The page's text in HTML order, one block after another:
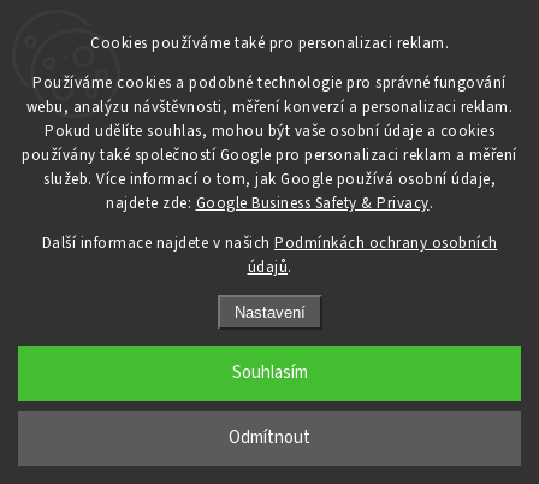
Cookies používáme také pro personalizaci reklam.
Používáme cookies a podobné technologie pro správné fungování
webu, analýzu návštěvnosti, měření konverzí a personalizaci reklam.
Pokud udělíte souhlas, mohou být vaše osobní údaje a cookies
používány také společností Google pro personalizaci reklam a měření
služeb. Více informací o tom, jak Google používá osobní údaje,
najdete zde: Google Business Safety & Privacy.
Další informace najdete v našich Podmínkách ochrany osobních
údajů.
Nastavení
Odmítnout
Souhlasím